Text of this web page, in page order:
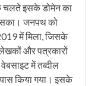
चलते इसके डोमेन का
सका। जनपथ को
में मिला, जिसके
और पत्रकारों
में तब्दील
किया गया। इसके